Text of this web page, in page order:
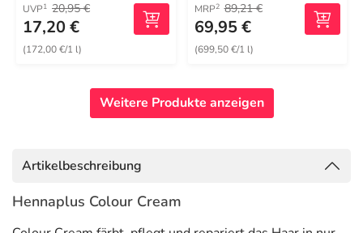
UVP1 20,95 €
17,20 €
(172,00 €/1 l)
MRP2 89,21 €
69,95 €
(699,50 €/1 l)
Weitere Produkte anzeigen
Artikelbeschreibung
Hennaplus Colour Cream